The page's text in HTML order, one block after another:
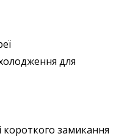
для
короткого замикання